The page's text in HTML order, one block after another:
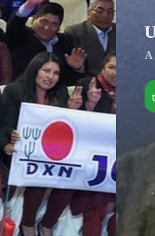
Utazások
A DXN egy világcég.
tovább